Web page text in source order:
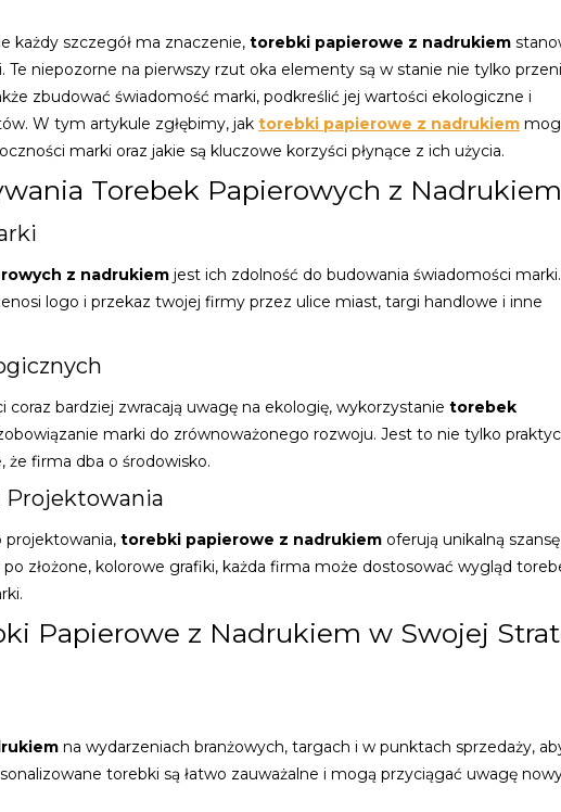
każdy szczegół ma znaczenie, torebki papierowe z nadrukiem
niepozorne na pierwszy rzut oka elementy są w stanie nie tylko
zbudować świadomość marki, podkreślić jej wartości ekologiczne i
W tym artykule zgłębimy, jak torebki papierowe z nadrukiem
marki oraz jakie są kluczowe korzyści płynące z ich użycia.
Torebek Papierowych z Nadrukiem
z nadrukiem jest ich zdolność do budowania świadomości
logo i przekaz twojej firmy przez ulice miast, targi handlowe i inne
bardziej zwracają uwagę na ekologię, wykorzystanie torebek
marki do zrównoważonego rozwoju. Jest to nie tylko
że firma dba o środowisko.
Projektowania
projektowania, torebki papierowe z nadrukiem oferują unikalną
złożone, kolorowe grafiki, każda firma może dostosować wygląd
Papierowe z Nadrukiem w Swojej
na wydarzeniach branżowych, targach i w punktach sprzedaży,
torebki są łatwo zauważalne i mogą przyciągać uwagę